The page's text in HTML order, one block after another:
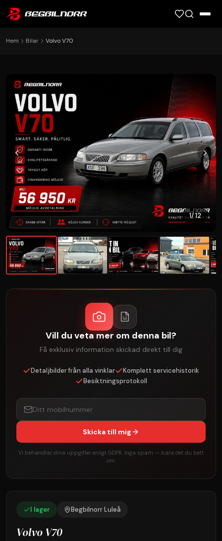
Hem Bilar Volvo V70
1/ 12
Vill du veta mer om denna bil?
Få exklusiv information skickad direkt till dig
Detaljbilder från alla vinklar
Komplett servicehistorik
Besiktningsprotokoll
Skicka till mig
Vi behandlar dina uppgifter enligt GDPR. Inga spam — bara det du bett
om.
I lager Begbilnorr Luleå
Volvo V70